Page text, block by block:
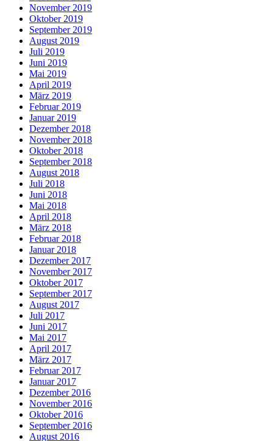
November 2019
Oktober 2019
September 2019
August 2019
Juli 2019
Juni 2019
Mai 2019
April 2019
März 2019
Februar 2019
Januar 2019
Dezember 2018
November 2018
Oktober 2018
September 2018
August 2018
Juli 2018
Juni 2018
Mai 2018
April 2018
März 2018
Februar 2018
Januar 2018
Dezember 2017
November 2017
Oktober 2017
September 2017
August 2017
Juli 2017
Juni 2017
Mai 2017
April 2017
März 2017
Februar 2017
Januar 2017
Dezember 2016
November 2016
Oktober 2016
September 2016
August 2016